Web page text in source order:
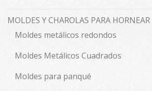
MOLDES Y CHAROLAS PARA HORNEAR
Moldes metálicos redondos
Moldes Metálicos Cuadrados
Moldes para panqué